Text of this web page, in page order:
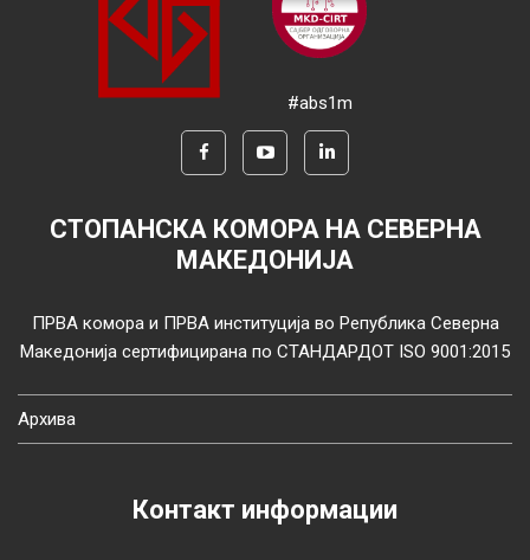
#abs1m
СТОПАНСКА КОМОРА НА СЕВЕРНА
МАКЕДОНИЈА
ПРВА комора и ПРВА институција во Република Северна
Македонија сертифицирана по СТАНДАРДОТ ISO 9001:2015
Архива
Контакт информации